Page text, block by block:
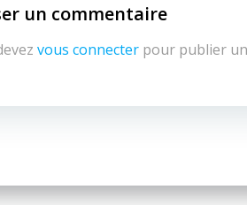
un commentaire
vous connecter pour publier